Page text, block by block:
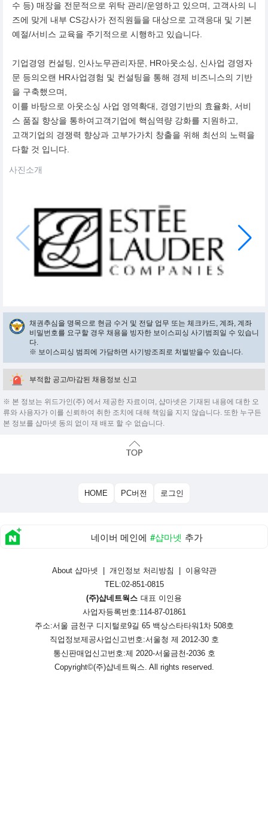
수 등) 매장을 전문적으로 위탁 관리/운영하고 있으며, 고객사의 니
즈에 맞게 내부 CS강사가 전직원들을 대상으로 고객응대 및 기본
예절/서비스 교육을 주기적으로 시행하고 있습니다.
기업경영 컨설팅, 인사노무관리자문, HR아웃소싱, 신사업 경영자
문 등의오랜 HR사업경험 및 컨설팅을 통해 경제 비즈니스의 기반
을 구축했으며,
이를 바탕으로 아웃소싱 사업 영역확대, 경영기반의 효율화, 서비
스 품질 향상을 통하여고객기업에 핵심역량 강화를 지원하고,
고객기업의 경쟁력 향상과 고부가가치 창출을 위해 최선의 노력을
다할 것 입니다.
사진소개
채권추심을 명목으로 현금 수거 및 전달 업무 또는 체크카드, 계좌, 계좌
비밀번호를 요구할 경우 채용을 빙자한 보이스피싱 사기범죄일 수 있습니
다.
※ 보이스피싱 범죄에 가담하면 사기방조죄로 처벌받을수 있습니다.
부적합 공고/마감된 채용정보 신고
※ 본 정보는 위드가인(주) 에서 제공한 자료이며, 샵마넷은 기재된 내용에 대한 오
류와 사용자가 이를 신뢰하여 취한 조치에 대해 책임을 지지 않습니다. 또한 누구든
본 정보를 샵마넷 동의 없이 재 배포 할 수 없습니다.
HOME PC버전 로그인
네이버 메인에 #샵마넷 추가
About 샵마넷 개인정보 처리방침
이용약관
TEL:02-851-0815
(주)샵네트웍스 대표 이인용
사업자등록번호:114-87-01861
주소:서울 금천구 디지털로9길 65 백상스타타워1차 508호
직업정보제공사업신고번호:서울청 제 2012-30 호
통신판매업신고번호:제 2020-서울금천-2036 호
Copyright©(주)샵네트웍스. All rights reserved.